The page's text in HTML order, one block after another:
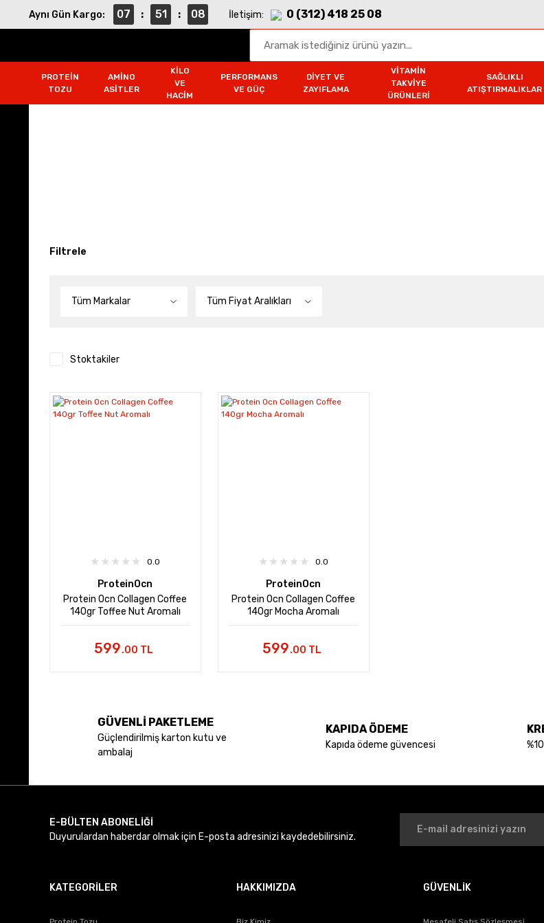
Aynı Gün Kargo: 07 : 51 : 08 İletişim: 0 (312) 418 25 08
PROTEIN
TOZU
AMINO
ASITLER
KILO
VE
HACIM
PERFORMANS
VE GÜÇ
DIYET VE
ZAYIFLAMA
VITAMIN
TAKVIYE
ÜRÜNLERI
SAĞLIKLI
ATIŞTIRMALIKLAR
Filtrele
Tüm Markalar Tüm Fiyat Aralıkları
Stoktakiler
0.0
ProteinOcn
Protein Ocn Collagen Coffee
140gr Toffee Nut Aromalı
599.00 TL
0.0
ProteinOcn
Protein Ocn Collagen Coffee
140gr Mocha Aromalı
599.00 TL
GÜVENLİ PAKETLEME
Güçlendirilmiş karton kutu ve
ambalaj
KAPIDA ÖDEME
Kapıda ödeme güvencesi
E-BÜLTEN ABONELİĞİ
Duyurulardan haberdar olmak için E-posta adresinizi kaydedebilirsiniz.
KATEGORİLER HAKKIMIZDA GÜVENLİK